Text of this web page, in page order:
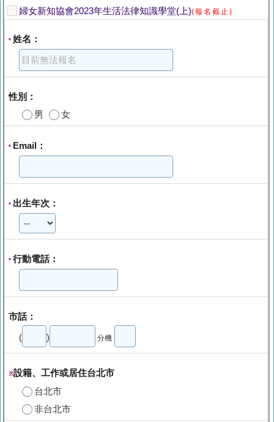
婦女新知協會2023年生活法律知識學堂(上)(報名截止)
* 姓名：
性別：
男
女
* Email：
* 出生年次：
* 行動電話：
市話：
( ) 分機
※設籍、工作或居住台北市
台北市
非台北市